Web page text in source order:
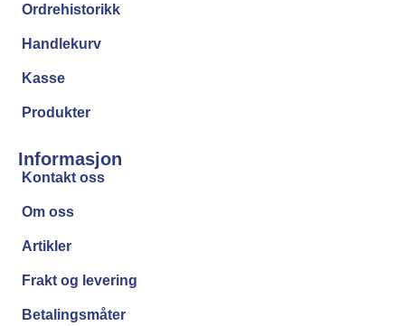
Ordrehistorikk
Handlekurv
Kasse
Produkter
Informasjon
Kontakt oss
Om oss
Artikler
Frakt og levering
Betalingsmåter